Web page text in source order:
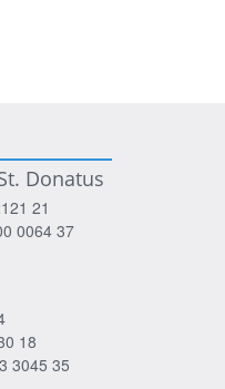
Donatus
21
0064 37
18
3045 35